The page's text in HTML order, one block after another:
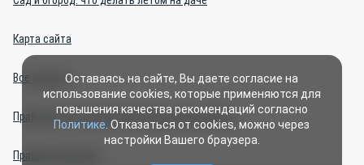
Карта сайта
Все новости
Прайс-лист на политическую агитацию 2026 г.
Правила общения
Оставаясь на сайте, Вы даете согласие на
использование cookies, которые применяются для
повышения качества рекомендаций согласно
Политике . Отказаться от cookies, можно через
настройки Вашего браузера.